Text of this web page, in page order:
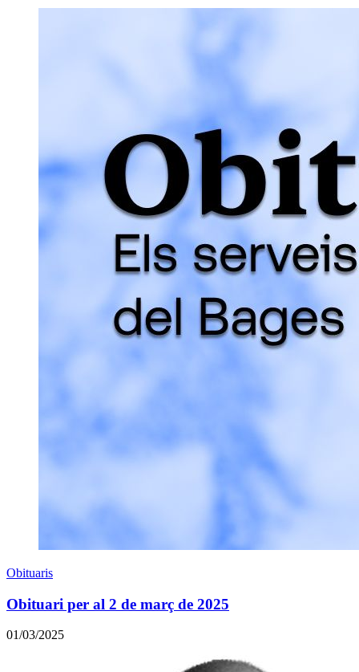
Obituaris
Obituari per al 2 de març de 2025
01/03/2025